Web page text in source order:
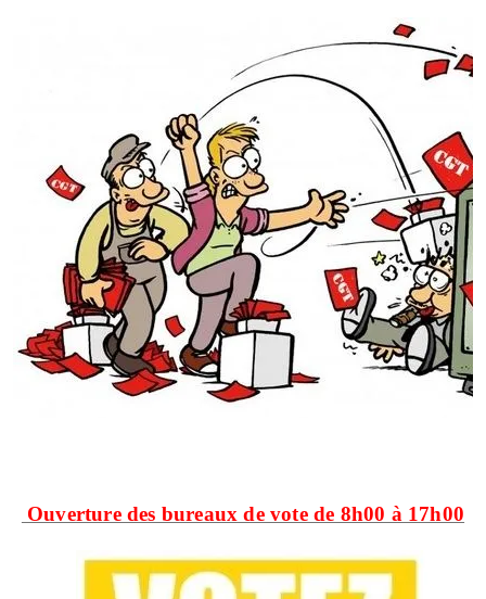
Ouverture des bureaux de vote de 8h00 à 17h00